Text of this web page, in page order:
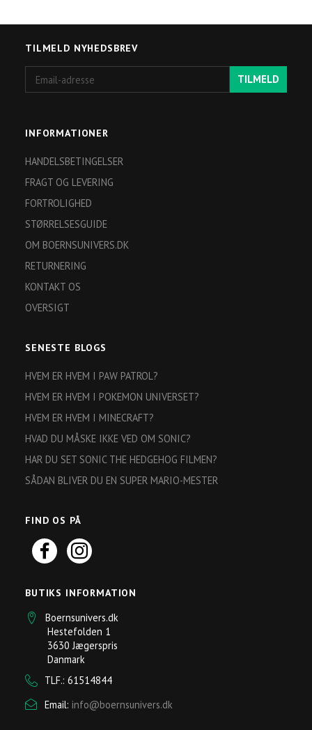
TILMELD NYHEDSBREV
adresse
TILMELD
INFORMATIONER
HANDELSBETINGELSER
FRAGT OG LEVERING
FORTROLIGHED
STØRRELSESGUIDE
OM BOERNSUNIVERS.DK
RETURNERING
KONTAKT OS
OVERSIGT
SENESTE BLOGS
HVEM ER HVEM I PAW PATROL?
HVEM ER HVEM I POKEMON UNIVERSET?
HVEM ER HVEM I MINECRAFT?
HVAD DU MÅSKE IKKE VED OM SONIC?
HAR DU SET SONIC THE HEDGEHOG FILMEN?
SÅDAN BLIVER DU EN SUPER MARIO-MESTER
FIND OS PÅ
BUTIKS INFORMATION
Boernsunivers.dk
Hestefolden 1
3630 Jægerspris
Danmark
TLF.: 61514844
Email: info@boernsunivers.dk